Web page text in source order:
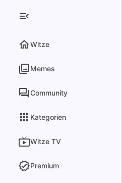
Witze
Memes
Community
Kategorien
Witze TV
Premium